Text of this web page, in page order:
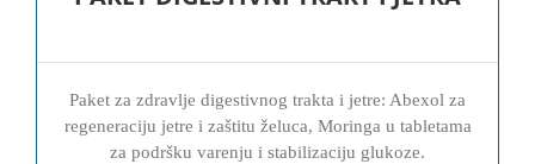
Paket za zdravlje digestivnog trakta i jetre: Abexol za
regeneraciju jetre i zaštitu želuca, Moringa u tabletama
za podršku varenju i stabilizaciju glukoze.